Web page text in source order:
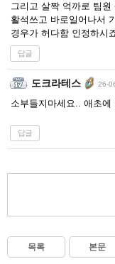
그리고 살짝 억까로 팀
활석쓰고 바로일어나서
경우가 허다함 인정하시
답글
도크라테스 26-
소부들지마세요.. 애초
답글
목록 본문